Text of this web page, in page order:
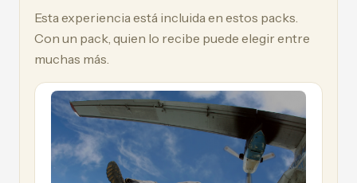
Esta experiencia está incluida en estos packs.
Con un pack, quien lo recibe puede elegir entre
muchas más.